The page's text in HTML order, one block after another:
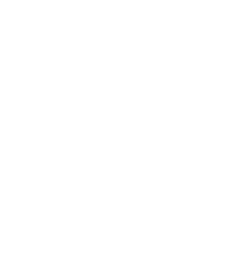
von 5 von 5 Sternen